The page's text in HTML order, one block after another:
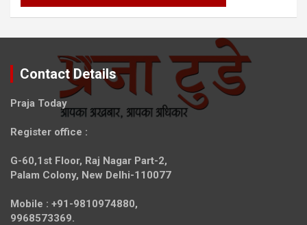
Contact Details
Praja Today
Register office :
G-60,1st Floor, Raj Nagar Part-2,
Palam Colony, New Delhi-110077
Mobile : +91-9810974880,
9968573369.